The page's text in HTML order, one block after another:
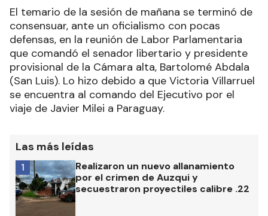
El temario de la sesión de mañana se terminó de
consensuar, ante un oficialismo con pocas
defensas, en la reunión de Labor Parlamentaria
que comandó el senador libertario y presidente
provisional de la Cámara alta, Bartolomé Abdala
(San Luis). Lo hizo debido a que Victoria Villarruel
se encuentra al comando del Ejecutivo por el
viaje de Javier Milei a Paraguay.
Las más leídas
Realizaron un nuevo allanamiento
por el crimen de Auzqui y
secuestraron proyectiles calibre .22
1